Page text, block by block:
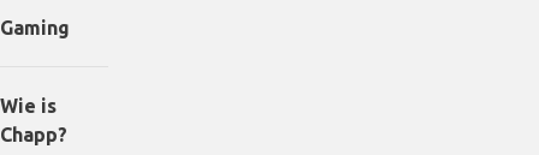
Gaming
Wie is
Chapp?